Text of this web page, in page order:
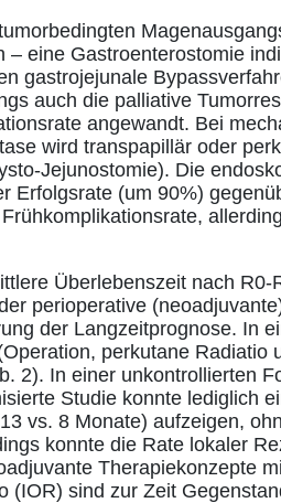
eine Gastroenterostomie
gastrojejunale
auch die palliative
angewandt. Bei
wird transpapillär oder
Jejunostomie). Die
Erfolgsrate (um 90%)
Überlebenszeit nach R0-
perioperative
der Langzeitprognose. In
perkutane Radiatio
2). In einer unkontrollierten
Studie konnte lediglich
vs. 8 Monate) aufzeigen,
konnte die Rate lokaler
Therapiekonzepte
(IOR) sind zur Zeit